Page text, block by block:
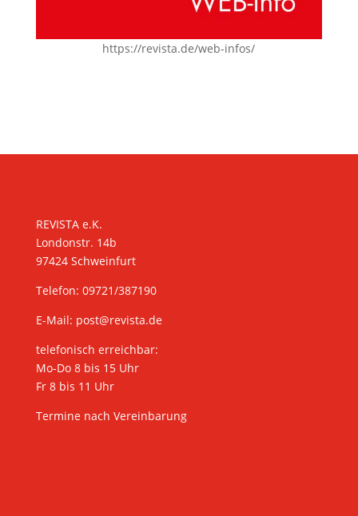
https://revista.de/web-infos/
REVISTA e.K.
Londonstr. 14b
97424 Schweinfurt
Telefon: 09721/387190
E-Mail: post@revista.de
telefonisch erreichbar:
Mo-Do 8 bis 15 Uhr
Fr 8 bis 11 Uhr
Termine nach Vereinbarung